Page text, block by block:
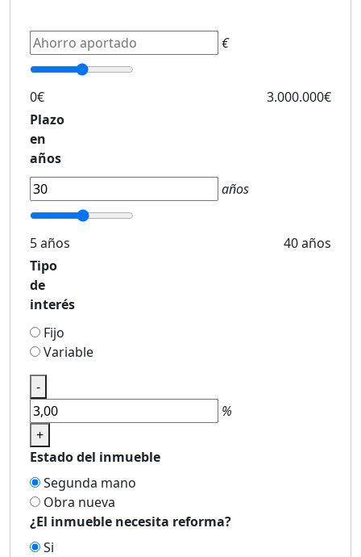
€
0€
3.000.000€
Plazo
en
años
años
5 años
40 años
Tipo
de
interés
Fijo
Variable
-
%
+
Estado del inmueble
Segunda mano
Obra nueva
¿El inmueble necesita reforma?
Si